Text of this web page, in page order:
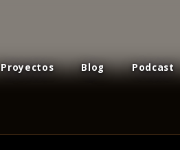
Proyectos Blog Podcast